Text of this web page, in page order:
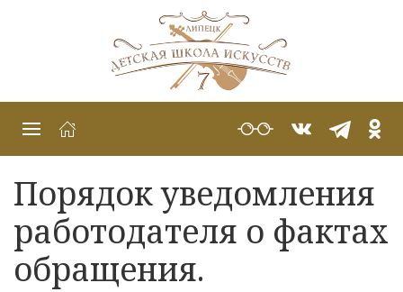
Порядок уведомления
работодателя о фактах
обращения.